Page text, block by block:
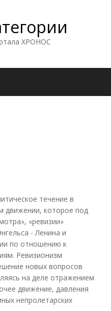
ХРОНОС
течение в
движении, которое под
«ревизии»
- Ленина и
по отношению к
Ревизионизм
новых вопросов
на деле отражением
движение, давления
непролетарских